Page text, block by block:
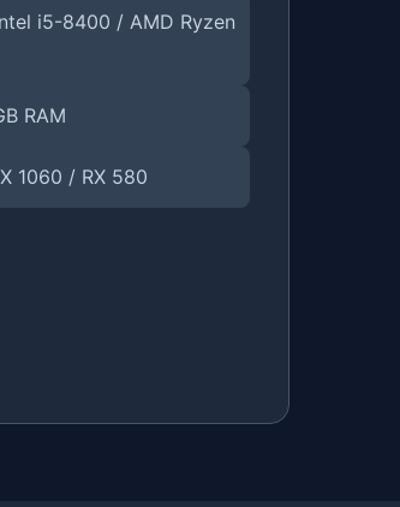
i5-8400 / AMD Ryzen
RAM
1060 / RX 580